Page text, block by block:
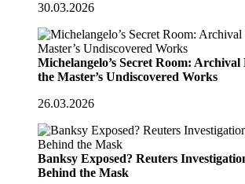
30.03.2026
Michelangelo’s Secret Room: Archival
the Master’s Undiscovered Works
26.03.2026
Banksy Exposed? Reuters
Behind the Mask